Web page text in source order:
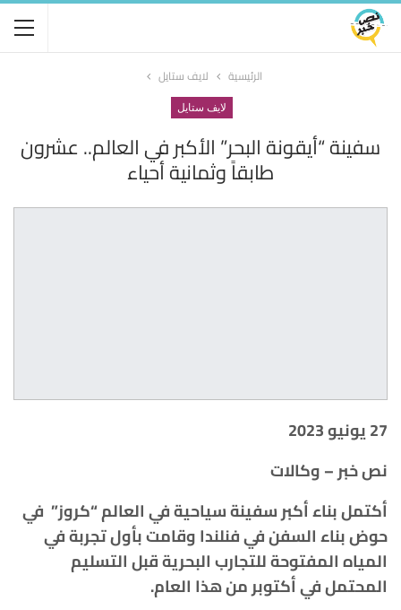
الرئيسية لايف ستايل
لايف ستايل
سفينة “أيقونة البحر” الأكبر في العالم.. عشرون
طابقاً وثمانية أحياء
27 يونيو 2023
نص خبر – وكالات
أكتمل بناء أكبر سفينة سياحية في العالم “كروز” في
حوض بناء السفن في فنلندا وقامت بأول تجربة في
المياه المفتوحة للتجارب البحرية قبل التسليم
المحتمل في أكتوبر من هذا العام.